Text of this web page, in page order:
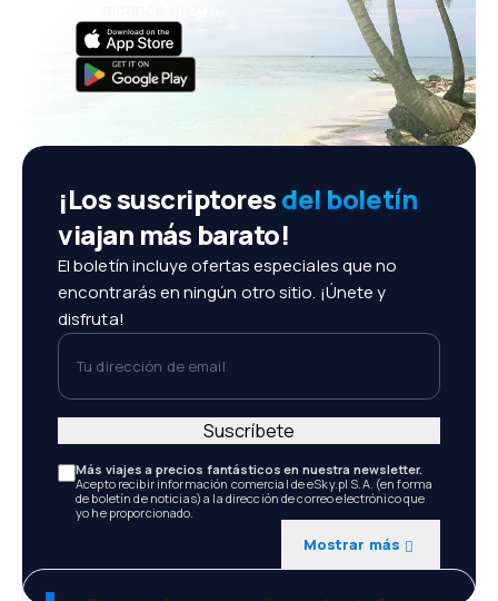
¡Los suscriptoresdel boletín
viajan más barato!
El boletín incluye ofertas especiales que no
encontrarás en ningún otro sitio. ¡Únete y
disfruta!
Tu dirección de email
Más viajes a precios fantásticos en nuestra newsletter.
Acepto recibir información comercial de eSky.pl S.A. (en forma
de boletín de noticias) a la dirección de correo electrónico que
yo he proporcionado.
Mostrar más
Suscríbete